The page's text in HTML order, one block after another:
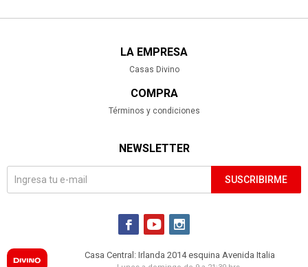
LA EMPRESA
Casas Divino
COMPRA
Términos y condiciones
NEWSLETTER
SUSCRIBIRME
  
Casa Central: Irlanda 2014 esquina Avenida Italia